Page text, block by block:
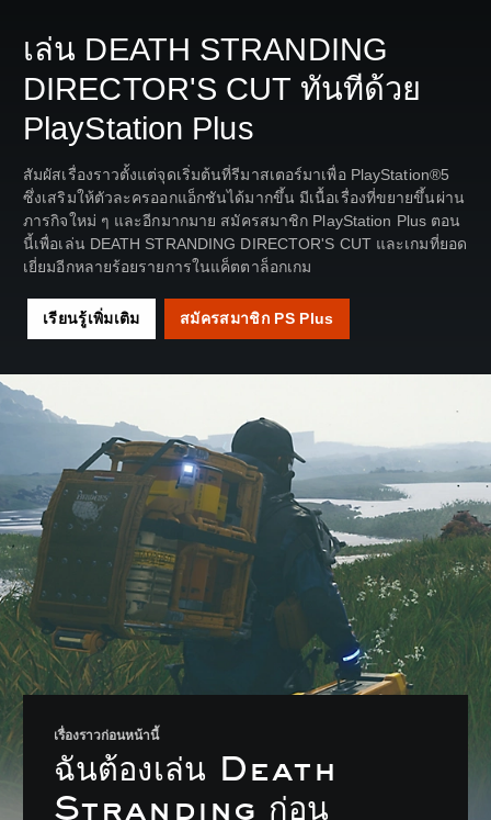
เล่น DEATH STRANDING
DIRECTOR'S CUT ทันทีด้วย
PlayStation Plus
สัมผัสเรื่องราวตั้งแต่จุดเริ่มต้นที่รีมาสเตอร์มาเพื่อ PlayStation®5
ซึ่งเสริมให้ตัวละครออกแอ็กชันได้มากขึ้น มีเนื้อเรื่องที่ขยายขึ้นผ่าน
ภารกิจใหม่ ๆ และอีกมากมาย สมัครสมาชิก PlayStation Plus ตอน
นี้เพื่อเล่น DEATH STRANDING DIRECTOR'S CUT และเกมที่ยอด
เยี่ยมอีกหลายร้อยรายการในแค็ตตาล็อกเกม
เรียนรู้เพิ่มเติม สมัครสมาชิก PS Plus
เรื่องราวก่อนหน้านี้
ฉันต้องเล่น Death
Stranding ก่อน